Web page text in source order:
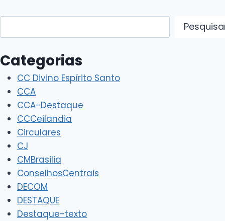
Categorias
CC Divino Espírito Santo
CCA
CCA-Destaque
CCCeilandia
Circulares
CJ
CMBrasilia
ConselhosCentrais
DECOM
DESTAQUE
Destaque-texto